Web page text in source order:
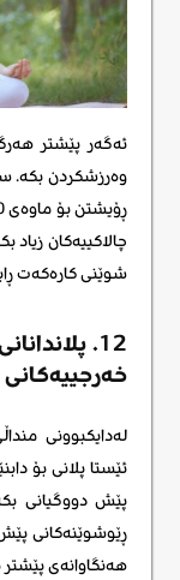
ئەگەر پێشتر
وەرزشکردن بکە.
چالاکییەکان
شوێنی کارەکەت
12.
لەدایکبوونی
ئێستا پلانی بۆ
پێش دووگیانی
ڕێوشوێنەکانی
هەنگاوانەی